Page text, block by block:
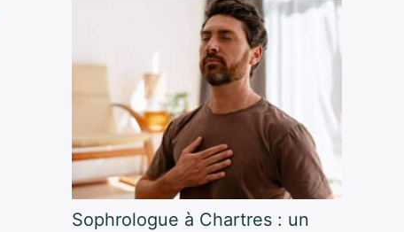
Sophrologue à Chartres : un